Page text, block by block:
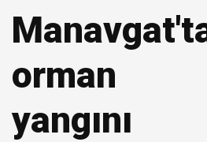
orman
yangını